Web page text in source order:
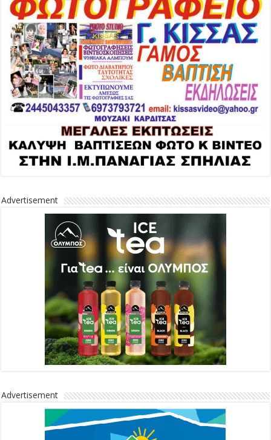
Advertisement
Advertisement